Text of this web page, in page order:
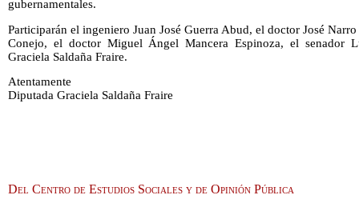
gubernamentales.
Participarán el ingeniero Juan José Guerra Abud, el doctor José
Conejo, el doctor Miguel Ángel Mancera Espinoza, el senador
Graciela Saldaña Fraire.
Atentamente
Diputada Graciela Saldaña Fraire
Del Centro de Estudios Sociales y de Opinión Pública